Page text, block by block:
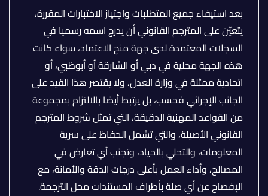
بعد استيفاء جميع المتطلبات واجتياز الاختبارات المقررة،
يتعيّن على المترجم القانوني أن يدرج اسمه رسميا في
السجلات المعتمدة لدى جهة منح الاعتماد، سواء كانت
هذه الجهة محلية في دبي أو الشارقة أو أبوظبي، أو
اتحادية ممثلة في وزارة العدل، ولا يقتصر هذا القيد على
الجانب الإجرائي فحسب، بل يرتبط أيضا بالالتزام بمجموعة
من القواعد المهنية الدقيقة، التي تمثل شروط المترجم
القانوني الأصيلة، والتي تشمل الحفاظ على سرية
المعلومات، والتحلي بالحياد، وتجنب أي تعارض في
المصالح، وأداء العمل بأعلى درجات الدقة والأمانة، مع
الإفصاح عن أي صلة بأطراف المستندات محل الترجمة.